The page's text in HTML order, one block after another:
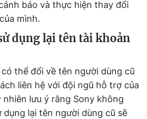
báo và thực hiện thay đổi
mình.
dụng lại tên tài khoản
thể đổi về tên người dùng cũ
liên hệ với đội ngũ hỗ trợ của
nhiên lưu ý rằng Sony không
dụng lại tên người dùng cũ sẽ